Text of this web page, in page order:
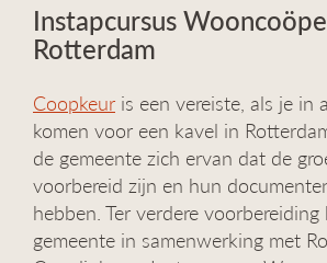
Instapcursus
Rotterdam
Coopkeur is een vereiste, als je in
komen voor een kavel in
de gemeente zich ervan dat de
voorbereid zijn en hun
hebben. Ter verdere
gemeente in samenwerking met